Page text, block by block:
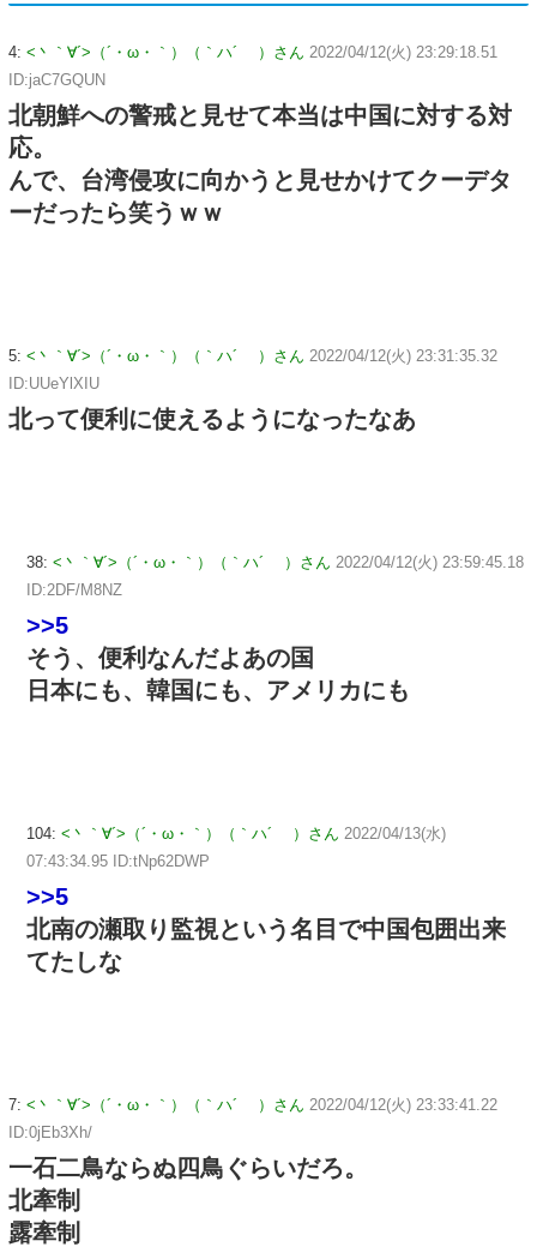
4: <丶｀∀´>（´・ω・｀）（｀ハ´ ）さん 2022/04/12(火) 23:29:18.51
ID:jaC7GQUN
北朝鮮への警戒と見せて本当は中国に対する対
応。
んで、台湾侵攻に向かうと見せかけてクーデタ
ーだったら笑うｗｗ
5: <丶｀∀´>（´・ω・｀）（｀ハ´ ）さん 2022/04/12(火) 23:31:35.32
ID:UUeYlXIU
北って便利に使えるようになったなあ
38: <丶｀∀´>（´・ω・｀）（｀ハ´ ）さん 2022/04/12(火) 23:59:45.18
ID:2DF/M8NZ
>>5
そう、便利なんだよあの国
日本にも、韓国にも、アメリカにも
104: <丶｀∀´>（´・ω・｀）（｀ハ´ ）さん 2022/04/13(水)
07:43:34.95 ID:tNp62DWP
>>5
北南の瀬取り監視という名目で中国包囲出来
てたしな
7: <丶｀∀´>（´・ω・｀）（｀ハ´ ）さん 2022/04/12(火) 23:33:41.22
ID:0jEb3Xh/
一石二鳥ならぬ四鳥ぐらいだろ。
北牽制
露牽制